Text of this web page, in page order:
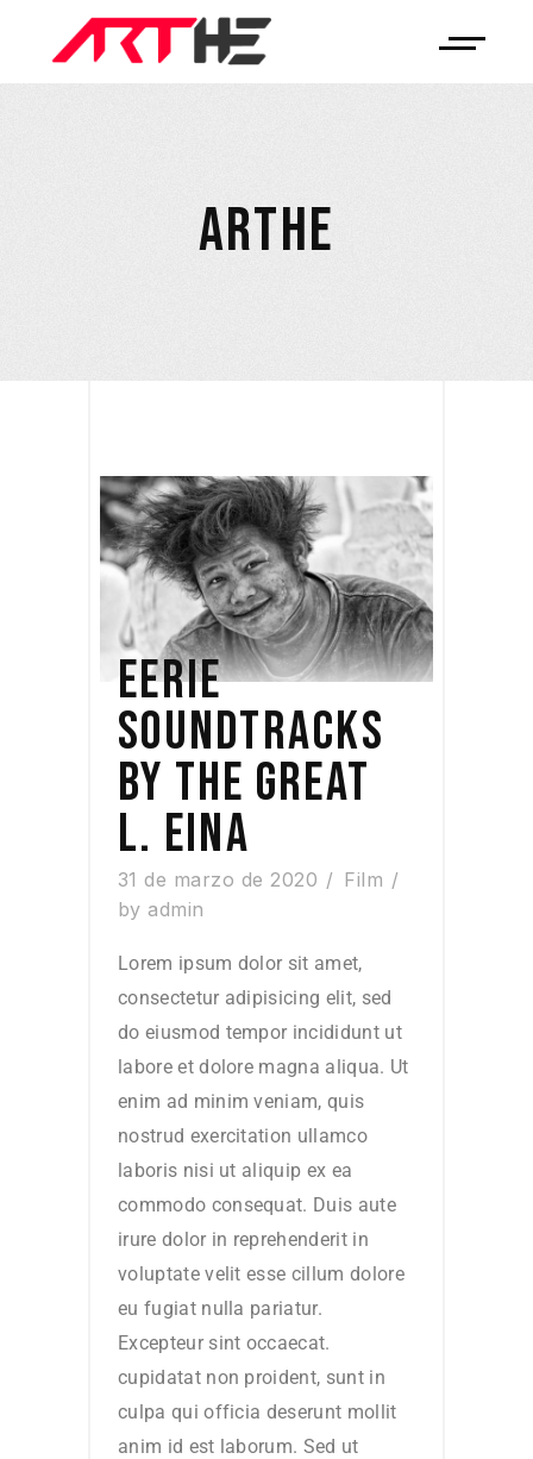
ARTHE
EERIE
SOUNDTRACKS
BY THE GREAT
L. EINA
31 de marzo de 2020
Film
by admin
Lorem ipsum dolor sit amet,
consectetur adipisicing elit, sed
do eiusmod tempor incididunt ut
labore et dolore magna aliqua. Ut
enim ad minim veniam, quis
nostrud exercitation ullamco
laboris nisi ut aliquip ex ea
commodo consequat. Duis aute
irure dolor in reprehenderit in
voluptate velit esse cillum dolore
eu fugiat nulla pariatur.
Excepteur sint occaecat.
cupidatat non proident, sunt in
culpa qui officia deserunt mollit
anim id est laborum. Sed ut